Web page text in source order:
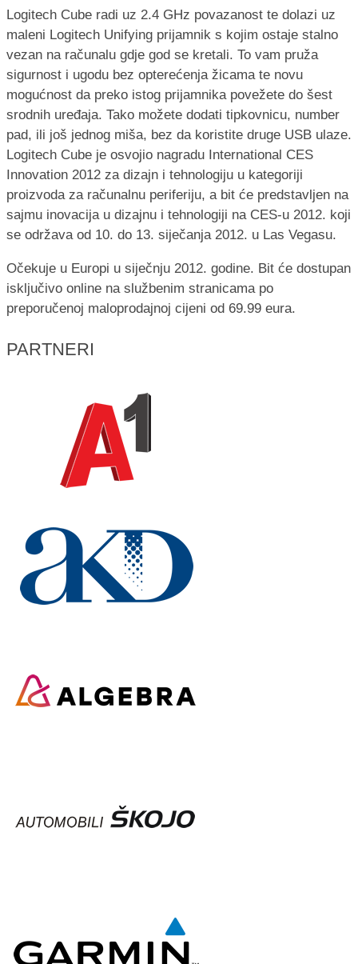
Logitech Cube radi uz 2.4 GHz povazanost te dolazi uz
maleni Logitech Unifying prijamnik s kojim ostaje stalno
vezan na računalu gdje god se kretali. To vam pruža
sigurnost i ugodu bez opterećenja žicama te novu
mogućnost da preko istog prijamnika povežete do šest
srodnih uređaja. Tako možete dodati tipkovnicu, number
pad, ili još jednog miša, bez da koristite druge USB ulaze.
Logitech Cube je osvojio nagradu International CES
Innovation 2012 za dizajn i tehnologiju u kategoriji
proizvoda za računalnu periferiju, a bit će predstavljen na
sajmu inovacija u dizajnu i tehnologiji na CES-u 2012. koji
se održava od 10. do 13. siječanja 2012. u Las Vegasu.
Očekuje u Europi u siječnju 2012. godine. Bit će dostupan
isključivo online na službenim stranicama po
preporučenoj maloprodajnoj cijeni od 69.99 eura.
PARTNERI